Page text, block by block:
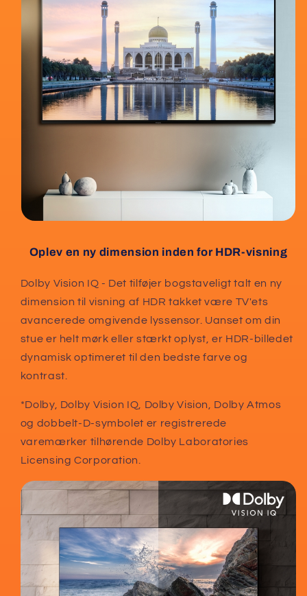
Oplev en ny dimension inden for HDR-visning
Dolby Vision IQ - Det tilføjer bogstaveligt talt en ny
dimension til visning af HDR takket være TV'ets
avancerede omgivende lyssensor. Uanset om din
stue er helt mørk eller stærkt oplyst, er HDR-billedet
dynamisk optimeret til den bedste farve og
kontrast.
*Dolby, Dolby Vision IQ, Dolby Vision, Dolby Atmos
og dobbelt-D-symbolet er registrerede
varemærker tilhørende Dolby Laboratories
Licensing Corporation.